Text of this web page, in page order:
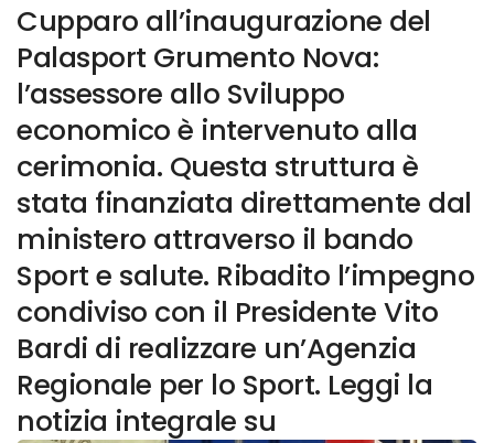
Cupparo all’inaugurazione del
Palasport Grumento Nova:
l’assessore allo Sviluppo
economico è intervenuto alla
cerimonia. Questa struttura è
stata finanziata direttamente dal
ministero attraverso il bando
Sport e salute. Ribadito l’impegno
condiviso con il Presidente Vito
Bardi di realizzare un’Agenzia
Regionale per lo Sport. Leggi la
notizia integrale su